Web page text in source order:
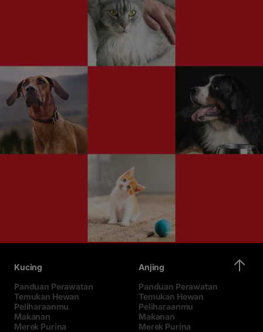
Kucing
Panduan Perawatan
Temukan Hewan
Peliharaanmu
Makanan
Merek Purina
Anjing
Panduan Perawatan
Temukan Hewan
Peliharaanmu
Makanan
Merek Purina